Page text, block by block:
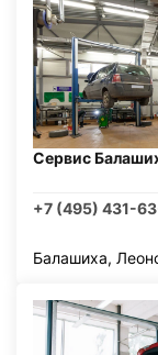
Сервис
+7 (495) 431-
Балашиха,